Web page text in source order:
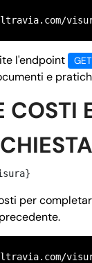
l'endpoint GET
e
COSTI
per
visure/